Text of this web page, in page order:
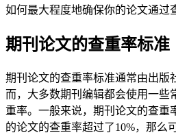
如何最大程度地确保你的论文通过
期刊论文的查重率标准
期刊论文的查重率标准通常由出版
而，大多数期刊编辑都会使用一些
重率。一般来说，期刊论文的查重
的论文的查重率超过了10%，那么